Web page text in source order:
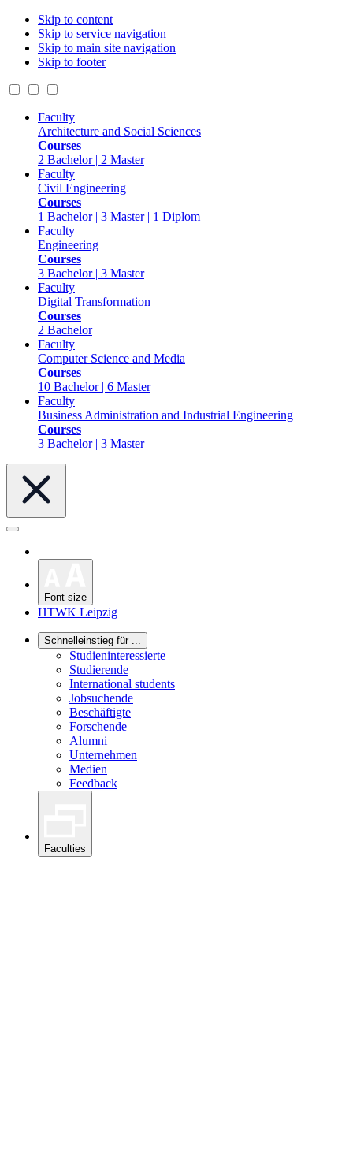
Skip to content
Skip to service navigation
Skip to main site navigation
Skip to footer
Faculty
Architecture and Social Sciences
Courses
2 Bachelor | 2 Master
Faculty
Civil Engineering
Courses
1 Bachelor | 3 Master | 1 Diplom
Faculty
Engineering
Courses
3 Bachelor | 3 Master
Faculty
Digital Transformation
Courses
2 Bachelor
Faculty
Computer Science and Media
Courses
10 Bachelor | 6 Master
Faculty
Business Administration and Industrial Engineering
Courses
3 Bachelor | 3 Master
Font size
HTWK Leipzig
Schnelleinstieg für ...
Studieninteressierte
Studierende
International students
Jobsuchende
Beschäftigte
Forschende
Alumni
Unternehmen
Medien
Feedback
Faculties